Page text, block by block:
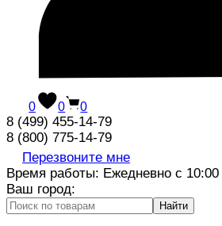
0 0 0
8 (499) 455-14-79
8 (800) 775-14-79
Перезвоните мне
Время работы: Ежедневно с 10:00
Ваш город:
Найти